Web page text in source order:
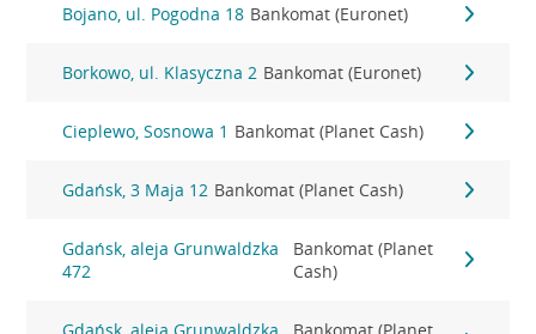
Bojano, ul. Pogodna 18 Bankomat (Euronet)
Borkowo, ul. Klasyczna 2 Bankomat (Euronet)
Cieplewo, Sosnowa 1 Bankomat (Planet Cash)
Gdańsk, 3 Maja 12 Bankomat (Planet Cash)
Gdańsk, aleja Grunwaldzka
472
Bankomat (Planet
Cash)